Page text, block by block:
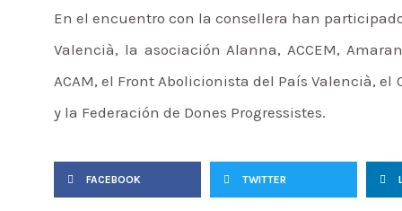
En el encuentro con la consellera han
Valencià, la asociación Alanna, ACCEM,
ACAM, el Front Abolicionista del País Valencià, el
y la Federación de Dones Progressistes.
FACEBOOK TWITTER